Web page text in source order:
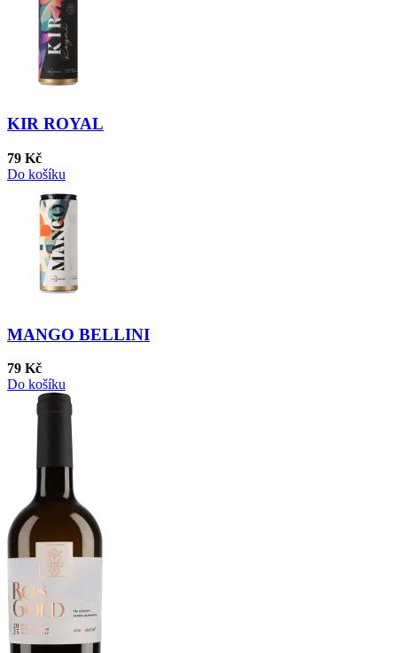
KIR ROYAL
79 Kč
Do košíku
MANGO BELLINI
79 Kč
Do košíku